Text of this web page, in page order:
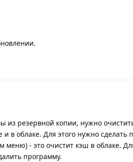
из резервной копии, нужно
в облаке. Для этого нужно
меню) - это очистит кэш в облаке.
программу.